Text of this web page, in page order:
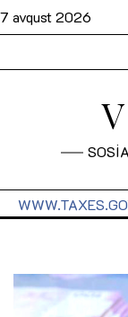
7 avqust 2026